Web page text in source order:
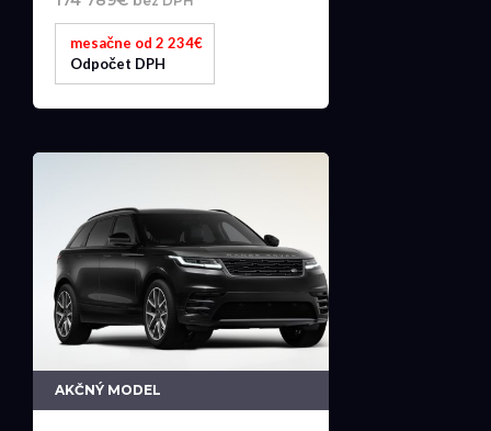
mesačne od 2 234€
Odpočet DPH
AKČNÝ MODEL